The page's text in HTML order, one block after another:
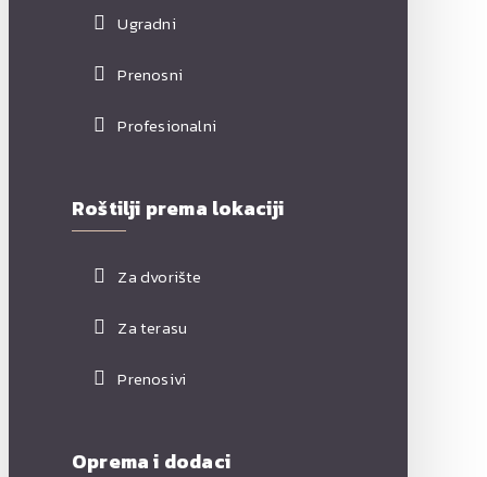
Ugradni
Prenosni
Profesionalni
Roštilji prema lokaciji
Za dvorište
Za terasu
Prenosivi
Oprema i dodaci